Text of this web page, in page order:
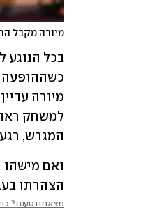
מיורה מקבל
המגרש,
הצהרתו
מצאתם טעות?